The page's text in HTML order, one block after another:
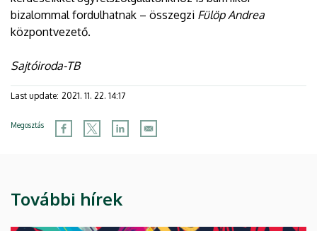
bizalommal fordulhatnak – összegzi Fülöp Andrea
központvezető.
Sajtóiroda-TB
Last update: 2021. 11. 22. 14:17
Megosztás
További hírek